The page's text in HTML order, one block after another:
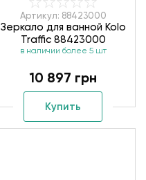
Артикул: 88423000
Зеркало для ванной Kolo
Traffic 88423000
в наличии более 5 шт
10 897 грн
Купить